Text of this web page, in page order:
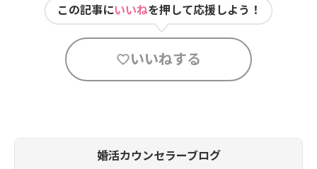
この記事にいいねを押して応援しよう！
いいねする
婚活カウンセラーブログ